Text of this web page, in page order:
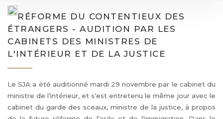
RÉFORME DU CONTENTIEUX DES
ÉTRANGERS - AUDITION PAR LES
CABINETS DES MINISTRES DE
L'INTÉRIEUR ET DE LA JUSTICE
Le SJA a été auditionné mardi 29 novembre par le cabinet du
ministre de l’intérieur, et s’est entretenu le même jour avec le
cabinet du garde des sceaux, ministre de la justice, à propos